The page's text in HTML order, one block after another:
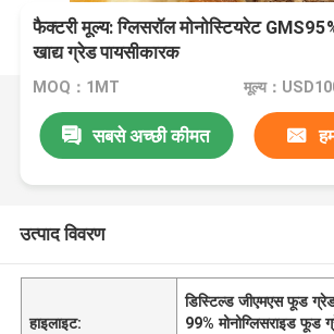
फैक्टरी मूल्य: ग्लिसरॉल मोनोस्टियरेट
खाद्य ग्रेड पायसीकारक
MOQ：1MT मूल्य：
सबसे अच्छी कीमत
उत्पाद विवरण
हाइलाइट:
डिस्टिल्ड जीएमएस फूड
99% मोनोग्लिसराइड फूड